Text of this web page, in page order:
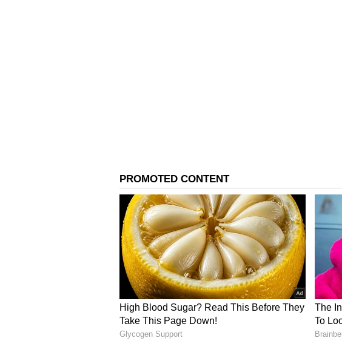
యాక్టివ్ యూజర్లు ఉన్నారు. వాట్సాప్ ప్రపంచవ్యాప్తంగా
అయితే మెటా వాట్సాప్‌ను కేవలం ఒక మెసేజింగ్ యాప్‌లా
మెసేజింగ్, డిజిటల్ కామర్స్, పేమెంట్స్ ప్లాట్‌ఫామ్‌గా
ఎకోసిస్టమ్ చాలా స్ట్రాంగ్‌గా ఉంది కాబట్టి, తమ ప్లాన్‌ను
భావిస్తోంది.
క్రెడ్ యూజర్లు అందరూ ఫైనాన్షియల్‌గా యాక్టివ్‌గా ఉండే
రాబోయే కామర్స్ ఫీచర్స్ కోసం ఇలాంటి యూజర్లనే టార్గెట్
ఆర్టిఫిషియల్ ఇంటెలిజెన్స్ మూడింటినీ కలిపి ఒకే సూపర్